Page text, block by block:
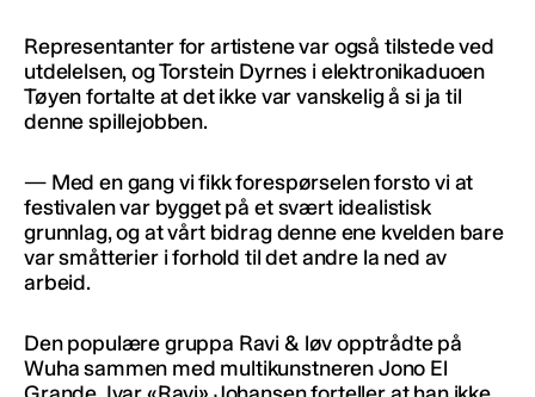
Representanter for artistene var også tilstede ved
utdelelsen, og Torstein Dyrnes i elektronikaduoen
Tøyen fortalte at det ikke var vanskelig å si ja til
denne spillejobben.
— Med en gang vi fikk forespørselen forsto vi at
festivalen var bygget på et svært idealistisk
grunnlag, og at vårt bidrag denne ene kvelden bare
var småtterier i forhold til det andre la ned av
arbeid.
Den populære gruppa Ravi & løv opptrådte på
Wuha sammen med multikunstneren Jono El